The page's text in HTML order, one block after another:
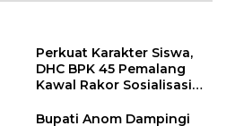
Perkuat Karakter Siswa,
DHC BPK 45 Pemalang
Kawal Rakor Sosialisasi
Petarukan
Bupati Anom Dampingi